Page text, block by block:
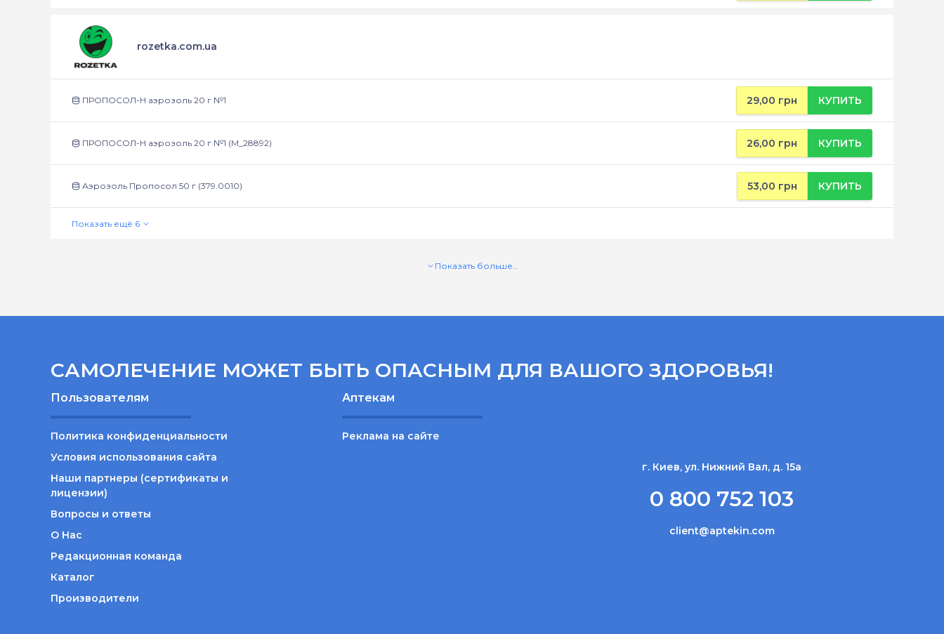
rozetka.com.ua
ПРОПОСОЛ-Н аэрозоль 20 г №1 29,00 грн КУПИТЬ
ПРОПОСОЛ-Н аэрозоль 20 г №1 (М_28892) 26,00 грн КУПИТЬ
Аэрозоль Пропосол 50 г (379.0010) 53,00 грн КУПИТЬ
Показать больше…
САМОЛЕЧЕНИЕ МОЖЕТ БЫТЬ ОПАСНЫМ ДЛЯ ВАШОГО ЗДОРОВЬЯ!
Пользователям
Политика конфиденциальности
Условия использования сайта
Наши партнеры (сертификаты и
лицензии)
Вопросы и ответы
О Нас
Редакционная команда
Каталог
Производители
Аптекам
Реклама на сайте
г. Киев, ул. Нижний Вал, д. 15а
0 800 752 103
client@aptekin.com